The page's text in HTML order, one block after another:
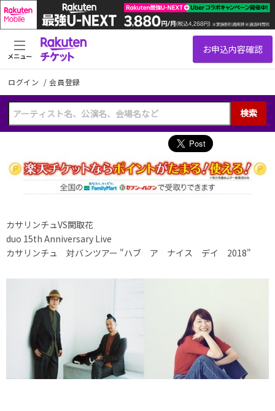
ログイン /会員登録
検索
メニュー
カサリンチュVS関取花
duo 15th Anniversary Live
カサリンチュ 対バンツアー "ハブ ア ナイス デイ 2018"